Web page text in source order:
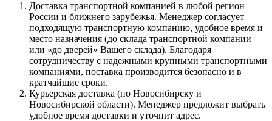
Доставка транспортной компанией в любой регион
России и ближнего зарубежья. Менеджер согласует
подходящую транспортную компанию, удобное время и
место назначения (до склада транспортной компании
или «до дверей» Вашего склада). Благодаря
сотрудничеству с надежными крупными транспортными
компаниями, поставка производится безопасно и в
кратчайшие сроки.
Курьерская доставка (по Новосибирску и
Новосибирской области). Менеджер предложит выбрать
удобное время доставки и уточнит адрес.